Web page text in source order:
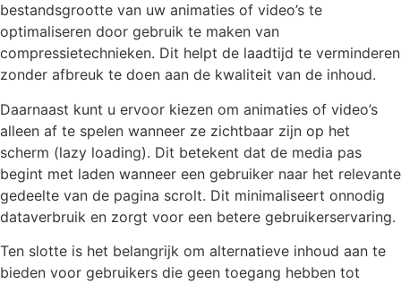
bestandsgrootte van uw animaties of video’s te
optimaliseren door gebruik te maken van
compressietechnieken. Dit helpt de laadtijd te verminderen
zonder afbreuk te doen aan de kwaliteit van de inhoud.
Daarnaast kunt u ervoor kiezen om animaties of video’s
alleen af te spelen wanneer ze zichtbaar zijn op het
scherm (lazy loading). Dit betekent dat de media pas
begint met laden wanneer een gebruiker naar het relevante
gedeelte van de pagina scrolt. Dit minimaliseert onnodig
dataverbruik en zorgt voor een betere gebruikerservaring.
Ten slotte is het belangrijk om alternatieve inhoud aan te
bieden voor gebruikers die geen toegang hebben tot